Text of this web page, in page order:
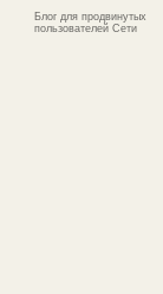
Блог для продвинутых
пользователей Сети